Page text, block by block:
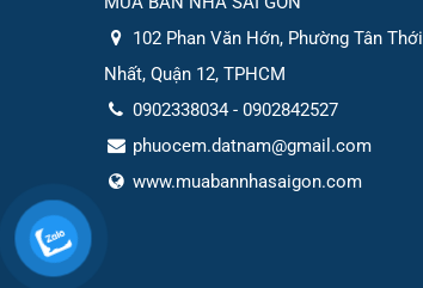
102 Phan Văn Hớn, Phường Tân Thới
Nhất, Quận 12, TPHCM
0902338034 - 0902842527
phuocem.datnam@gmail.com
www.muabannhasaigon.com